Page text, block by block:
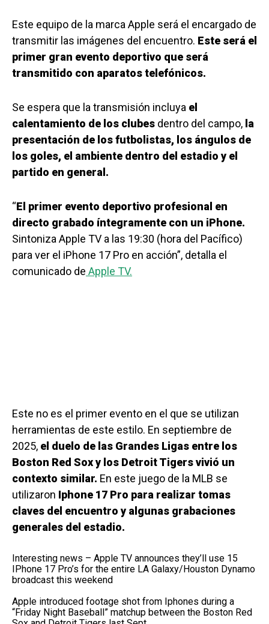
Este equipo de la marca Apple será el encargado de
transmitir las imágenes del encuentro. Este será el
primer gran evento deportivo que será
transmitido con aparatos telefónicos.
Se espera que la transmisión incluya el
calentamiento de los clubes dentro del campo, la
presentación de los futbolistas, los ángulos de
los goles, el ambiente dentro del estadio y el
partido en general.
“El primer evento deportivo profesional en
directo grabado íntegramente con un iPhone.
Sintoniza Apple TV a las 19:30 (hora del Pacífico)
para ver el iPhone 17 Pro en acción”, detalla el
comunicado de Apple TV.
Este no es el primer evento en el que se utilizan
herramientas de este estilo. En septiembre de
2025, el duelo de las Grandes Ligas entre los
Boston Red Sox y los Detroit Tigers vivió un
contexto similar. En este juego de la MLB se
utilizaron Iphone 17 Pro para realizar tomas
claves del encuentro y algunas grabaciones
generales del estadio.
Interesting news – Apple TV announces they’ll use 15
IPhone 17 Pro’s for the entire LA Galaxy/Houston Dynamo
broadcast this weekend
Apple introduced footage shot from Iphones during a
“Friday Night Baseball” matchup between the Boston Red